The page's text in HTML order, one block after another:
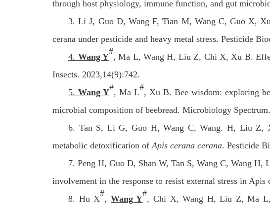
through host physiology, immune function, and gut
3.Li J, Guo D, Wang F, Tian M, Wang C, Guo X,
cerana under pesticide and heavy metal stress. Pesticide
4. Wang Y
#
, Ma L, Wang H, Liu Z, Chi X, Xu B.
Insects. 2023,14(9):742.
5.Wang Y
#
, Ma L
#
, Xu B. Bee wisdom: exploring
microbial composition of beebread. Microbiology
6. Tan S, Li G, Guo H, Wang C, Wang. H, Liu Z,
metabolic detoxification ofApis cerana cerana. Pesticide
7.Peng H, Guo D, Shan W, Tan S, Wang C, Wang
involvement in the response to resist external stress in
8. Hu X
#
, Wang Y
#
, Chi X, Wang H, Liu Z, Ma L,